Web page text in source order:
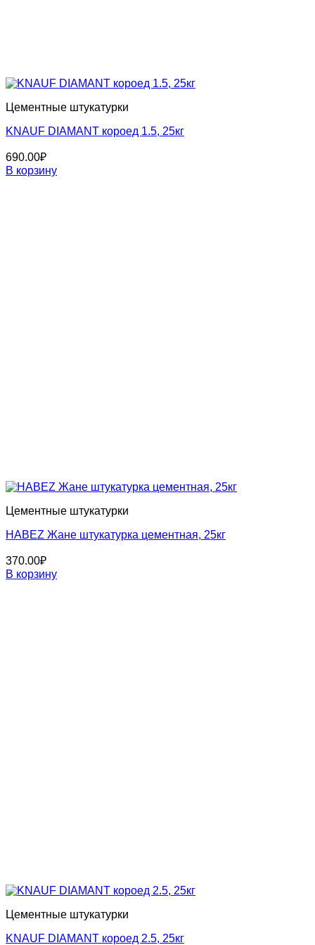
Цементные штукатурки
KNAUF DIAMANT короед 1.5, 25кг
690.00₽
В корзину
Цементные штукатурки
HABEZ Жане штукатурка цементная, 25кг
370.00₽
В корзину
Цементные штукатурки
KNAUF DIAMANT короед 2.5, 25кг